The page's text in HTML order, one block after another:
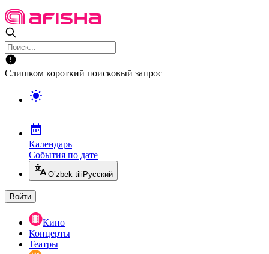
Слишком короткий поисковый запрос
Календарь
События по дате
O’zbek tili Русский
Войти
Кино
Концерты
Театры